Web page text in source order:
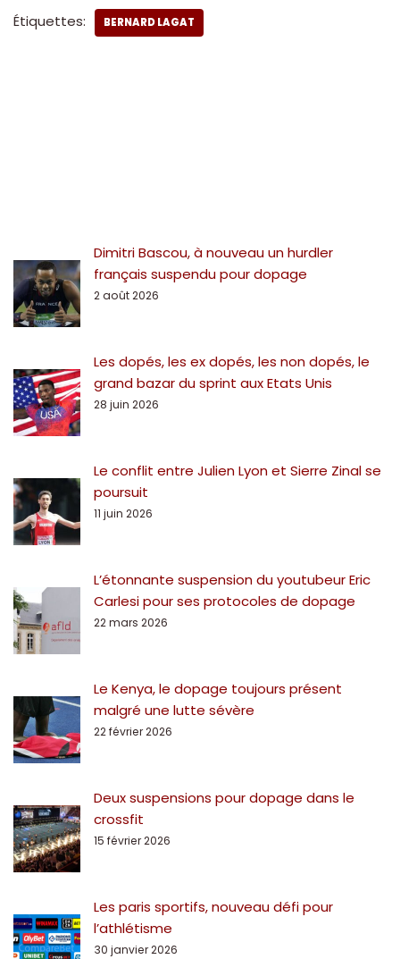
Étiquettes: BERNARD LAGAT
Dimitri Bascou, à nouveau un hurdler
français suspendu pour dopage
2 août 2026
Les dopés, les ex dopés, les non dopés, le
grand bazar du sprint aux Etats Unis
28 juin 2026
Le conflit entre Julien Lyon et Sierre Zinal se
poursuit
11 juin 2026
L’étonnante suspension du youtubeur Eric
Carlesi pour ses protocoles de dopage
22 mars 2026
Le Kenya, le dopage toujours présent
malgré une lutte sévère
22 février 2026
Deux suspensions pour dopage dans le
crossfit
15 février 2026
Les paris sportifs, nouveau défi pour
l’athlétisme
30 janvier 2026